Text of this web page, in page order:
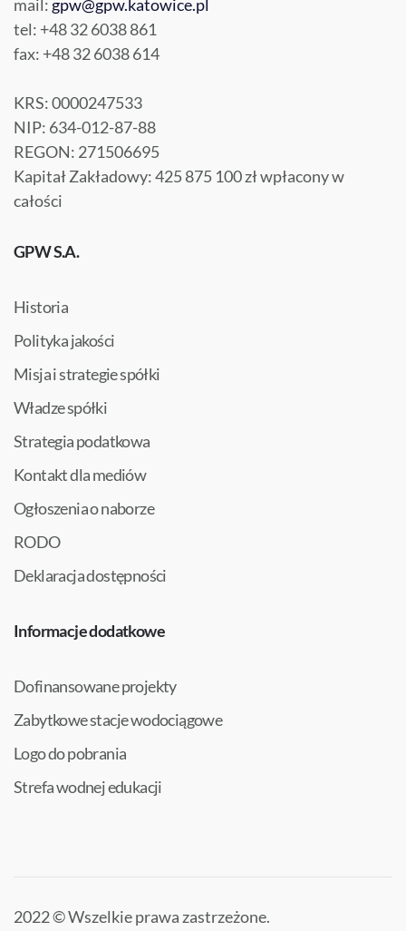
mail: gpw@gpw.katowice.pl
tel: +48 32 6038 861
fax: +48 32 6038 614
KRS: 0000247533
NIP: 634-012-87-88
REGON: 271506695
Kapitał Zakładowy: 425 875 100 zł wpłacony w
całości
GPW S.A.
Historia
Polityka jakości
Misja i strategie spółki
Władze spółki
Strategia podatkowa
Kontakt dla mediów
Ogłoszenia o naborze
RODO
Deklaracja dostępności
Informacje dodatkowe
Dofinansowane projekty
Zabytkowe stacje wodociągowe
Logo do pobrania
Strefa wodnej edukacji
2022 © Wszelkie prawa zastrzeżone.